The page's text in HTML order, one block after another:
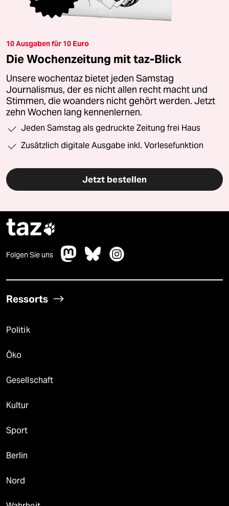
10 Ausgaben für 10 Euro
Die Wochenzeitung mit taz-Blick
Unsere wochentaz bietet jeden Samstag
Journalismus, der es nicht allen recht macht und
Stimmen, die woanders nicht gehört werden. Jetzt
zehn Wochen lang kennenlernen.
Jeden Samstag als gedruckte Zeitung frei Haus
Zusätzlich digitale Ausgabe inkl. Vorlesefunktion
Jetzt bestellen
taz
Folgen Sie uns
Ressorts
Politik
Öko
Gesellschaft
Kultur
Sport
Berlin
Nord